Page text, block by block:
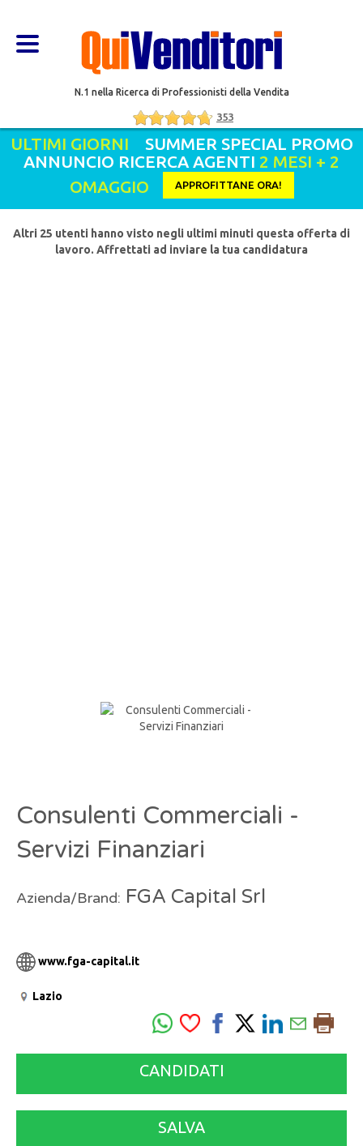
N.1 nella Ricerca di Professionisti della Vendita
353
ULTIMI GIORNI SUMMER SPECIAL PROMO
ANNUNCIO RICERCA AGENTI 2 MESI + 2
OMAGGIO
APPROFITTANE ORA!
Altri 25 utenti hanno visto negli ultimi minuti questa offerta di
lavoro. Affrettati ad inviare la tua candidatura
Consulenti Commerciali -
Servizi Finanziari
Azienda/Brand: FGA Capital Srl
www.fga-capital.it
Lazio
CANDIDATI
SALVA